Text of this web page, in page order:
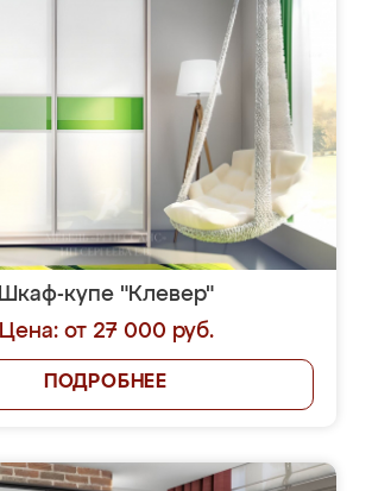
Шкаф-купе "Клевер"
Цена: от 27 000 руб.
ПОДРОБНЕЕ